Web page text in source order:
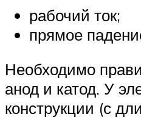
рабочий ток;
прямое
Необходимо
анод и катод. У
конструкции (с